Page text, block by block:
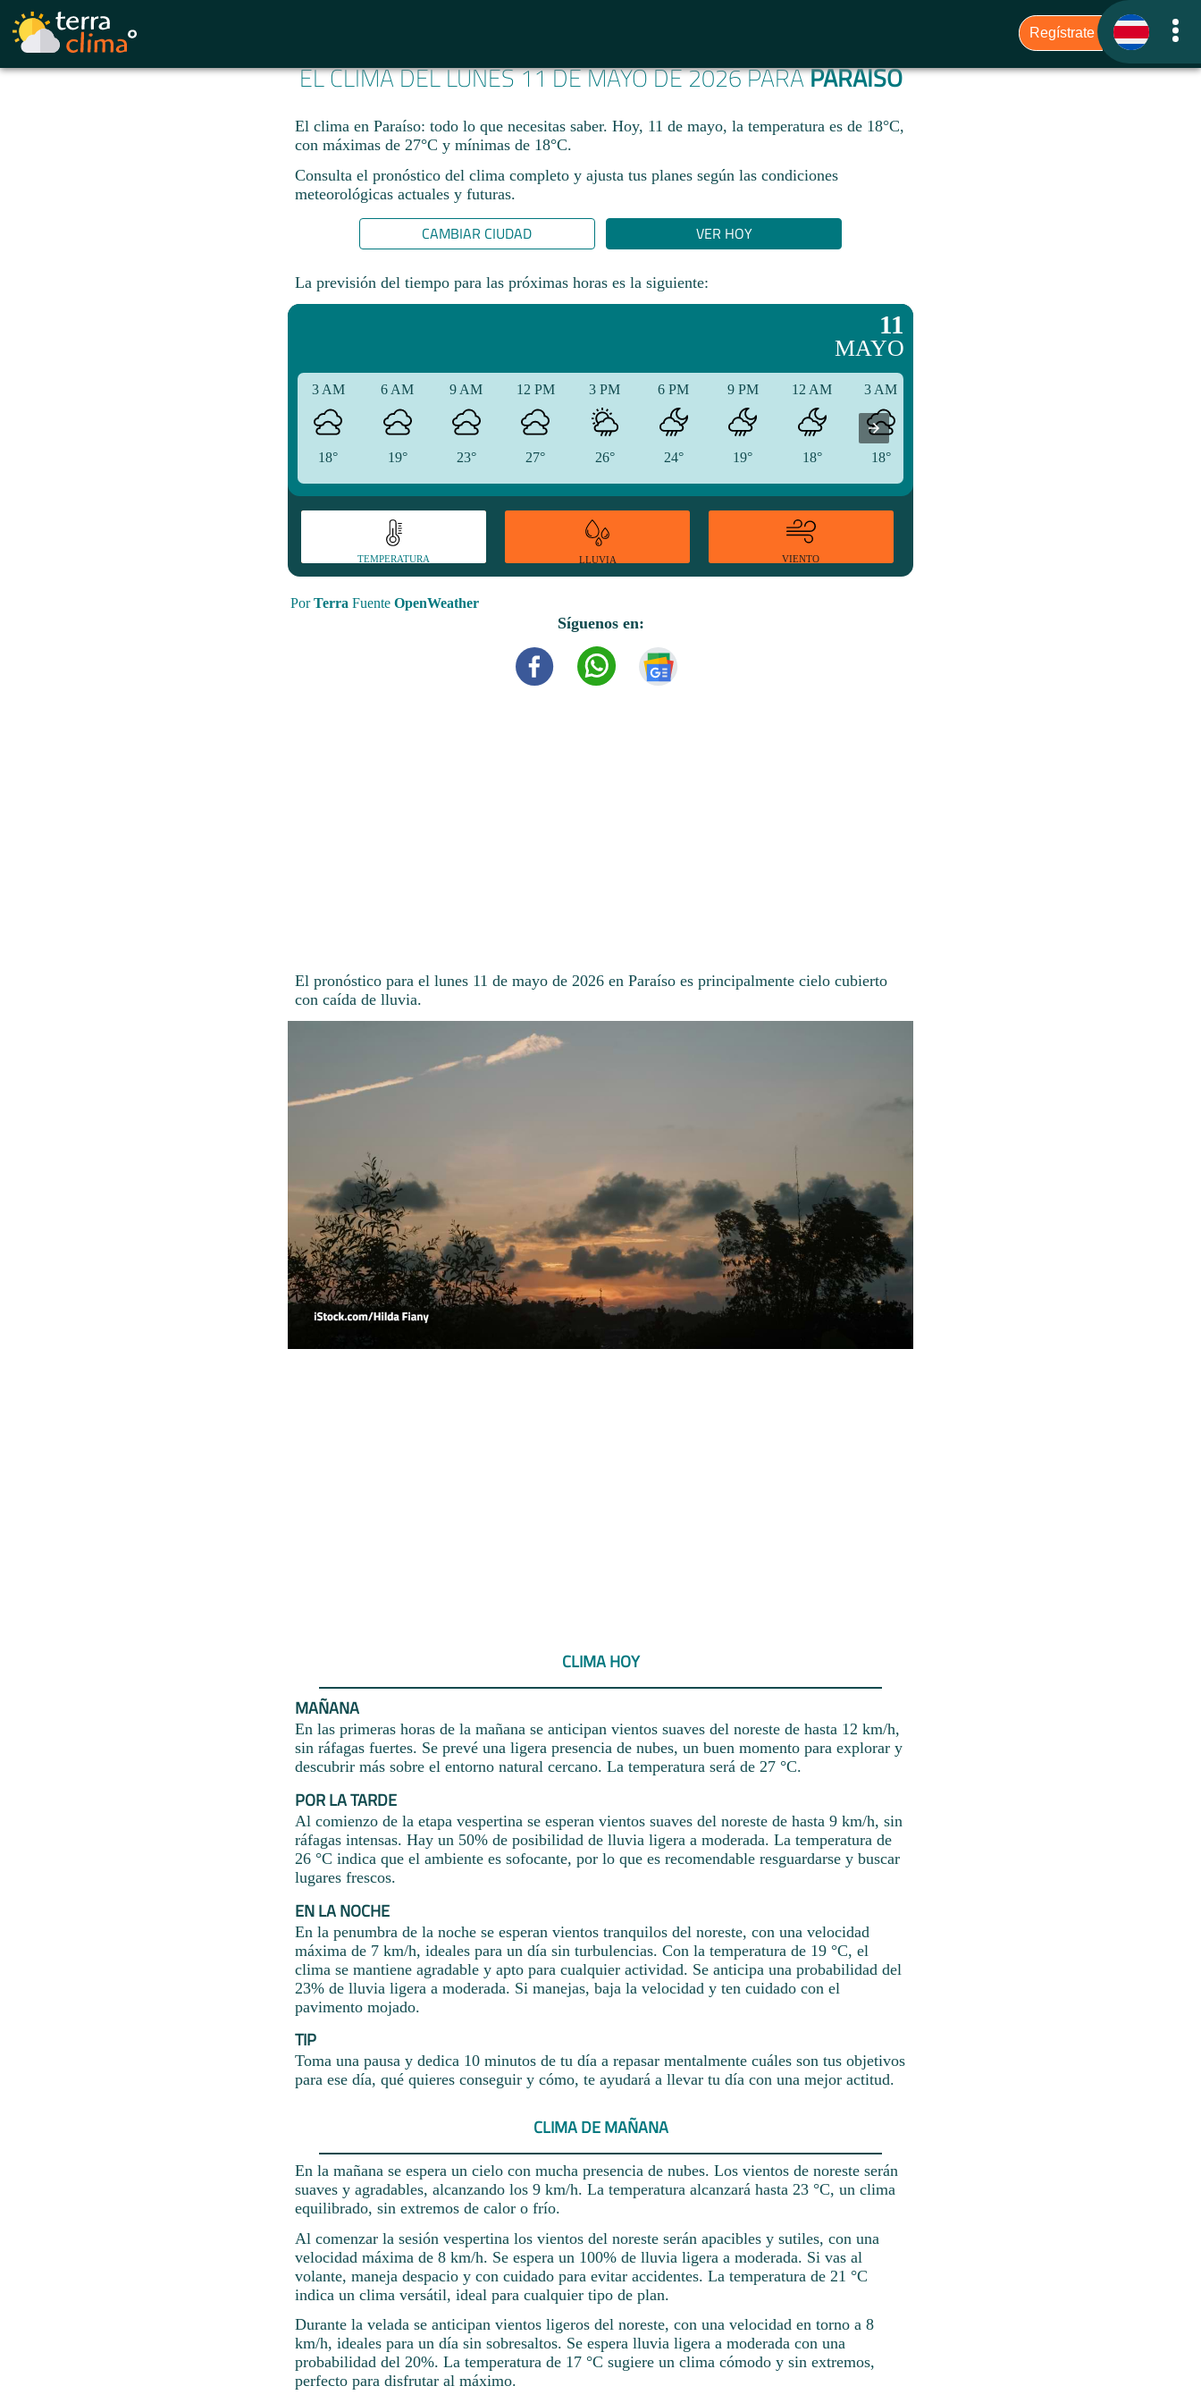
EL CLIMA DEL LUNES 11 DE MAYO DE 2026 PARAPARAÍSO
El clima en Paraíso: todo lo que necesitas saber. Hoy, 11 de mayo, la temperatura es de 18°C,
con máximas de 27°C y mínimas de 18°C.
Consulta el pronóstico del clima completo y ajusta tus planes según las condiciones
meteorológicas actuales y futuras.
CAMBIAR CIUDAD VER HOY
La previsión del tiempo para las próximas horas es la siguiente:
11
MAYO
3 AM
18°
6 AM
19°
9 AM
23°
12 PM
27°
3 PM
26°
6 PM
24°
9 PM
19°
12 AM
18°
3 AM
18°
TEMPERATURA LLUVIA VIENTO
PorTerra Fuente OpenWeather
Síguenos en:
El pronóstico para el lunes 11 de mayo de 2026 en Paraíso es principalmente cielo cubierto
con caída de lluvia.
CLIMA HOY
MAÑANA
En las primeras horas de la mañana se anticipan vientos suaves del noreste de hasta 12 km/h,
sin ráfagas fuertes. Se prevé una ligera presencia de nubes, un buen momento para explorar y
descubrir más sobre el entorno natural cercano. La temperatura será de 27 °C.
POR LA TARDE
Al comienzo de la etapa vespertina se esperan vientos suaves del noreste de hasta 9 km/h, sin
ráfagas intensas. Hay un 50% de posibilidad de lluvia ligera a moderada. La temperatura de
26 °C indica que el ambiente es sofocante, por lo que es recomendable resguardarse y buscar
lugares frescos.
EN LA NOCHE
En la penumbra de la noche se esperan vientos tranquilos del noreste, con una velocidad
máxima de 7 km/h, ideales para un día sin turbulencias. Con la temperatura de 19 °C, el
clima se mantiene agradable y apto para cualquier actividad. Se anticipa una probabilidad del
23% de lluvia ligera a moderada. Si manejas, baja la velocidad y ten cuidado con el
pavimento mojado.
TIP
Toma una pausa y dedica 10 minutos de tu día a repasar mentalmente cuáles son tus objetivos
para ese día, qué quieres conseguir y cómo, te ayudará a llevar tu día con una mejor actitud.
CLIMA DE MAÑANA
En la mañana se espera un cielo con mucha presencia de nubes. Los vientos de noreste serán
suaves y agradables, alcanzando los 9 km/h. La temperatura alcanzará hasta 23 °C, un clima
equilibrado, sin extremos de calor o frío.
Al comenzar la sesión vespertina los vientos del noreste serán apacibles y sutiles, con una
velocidad máxima de 8 km/h. Se espera un 100% de lluvia ligera a moderada. Si vas al
volante, maneja despacio y con cuidado para evitar accidentes. La temperatura de 21 °C
indica un clima versátil, ideal para cualquier tipo de plan.
Durante la velada se anticipan vientos ligeros del noreste, con una velocidad en torno a 8
km/h, ideales para un día sin sobresaltos. Se espera lluvia ligera a moderada con una
probabilidad del 20%. La temperatura de 17 °C sugiere un clima cómodo y sin extremos,
perfecto para disfrutar al máximo.